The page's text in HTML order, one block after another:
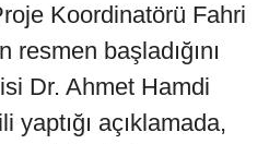
Koordinatörü Fahri
resmen başladığını
Dr. Ahmet Hamdi
yaptığı açıklamada,